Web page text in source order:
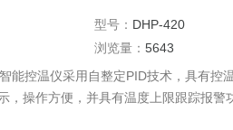
型号： DHP-420
浏览量： 5643
能控温仪采用自整定PID技术，具有控
，操作方便，并具有温度上限跟踪报警
并可调节高度的不锈钢搁板。外门打